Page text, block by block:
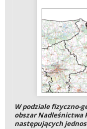
W podziale fizyczno-
obszar Nadleśnictwa
następujących